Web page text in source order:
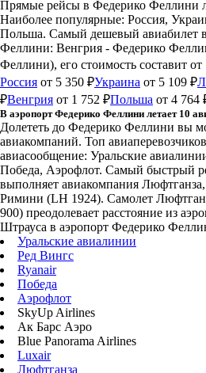
Прямые рейсы в Федерико Феллини
Наиболее популярные: Россия,
Польша. Самый дешевый авиабилет
Феллини: Венгрия - Федерико
Феллини), его стоимость составит от
Россия от 5 350 ₽Украина от 5 109 ₽
₽Венгрия от 1 752 ₽Польша от 4 764
В аэропорт Федерико Феллини летает 10
Долететь до Федерико Феллини вы
авиакомпаний. Топ
авиасообщение: Уральские
Победа, Аэрофлот. Самый быстрый
выполняет авиакомпания
Римини (LH 1924). Самолет
900) преодолевает расстояние из
Штрауса в аэропорт Федерико
Уральские авиалинии
Ред Вингс
Ryanair
Победа
Аэрофлот
SkyUp Airlines
Ак Барс Аэро
Blue Panorama Airlines
Luxair
Люфтганза